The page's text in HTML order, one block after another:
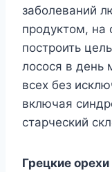
заболеваний
продуктом, на
построить
лосося в день
всех без
включая
старческий
Грецкие орехи